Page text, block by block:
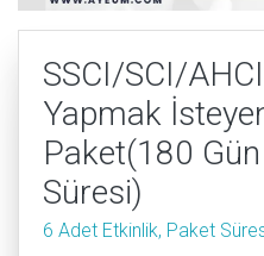
SSCI/SCI/
Yapmak
Paket(180
Süresi)
6 Adet Etkinlik, Paket